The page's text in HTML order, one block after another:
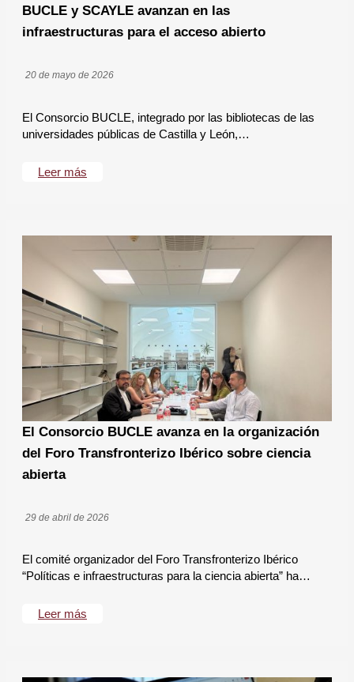
BUCLE y SCAYLE avanzan en las
infraestructuras para el acceso abierto
20 de mayo de 2026
El Consorcio BUCLE, integrado por las bibliotecas de las
universidades públicas de Castilla y León,…
Leer más
El Consorcio BUCLE avanza en la organización
del Foro Transfronterizo Ibérico sobre ciencia
abierta
29 de abril de 2026
El comité organizador del Foro Transfronterizo Ibérico
“Políticas e infraestructuras para la ciencia abierta” ha…
Leer más